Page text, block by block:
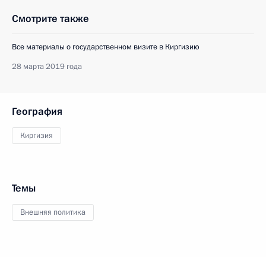
Смотрите также
Все материалы о государственном визите в Киргизию
28 марта 2019 года
География
Киргизия
Темы
Внешняя политика